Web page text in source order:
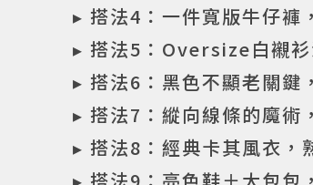
▸ 搭法4：一件寬版牛仔褲
▸ 搭法5：Oversize白襯
▸ 搭法6：黑色不顯老關鍵
▸ 搭法7：縱向線條的魔術
▸ 搭法8：經典卡其風衣，